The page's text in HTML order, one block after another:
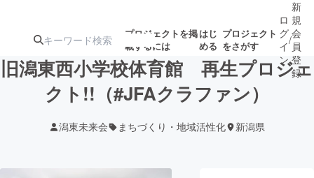
プロジェクトを掲
載するには
はじ
める
プロジェクト
をさがす
注目のリ
ターン
ジェクト
募集終了が近いプ
ロジェクト
されます
ロ
グ
イ
ン
/
新
規
会
員
登
録
旧潟東西小学校体育館 再生プロジェ
クト!!（#JFAクラファン）
潟東未来会 まちづくり・地域活性化 新潟県